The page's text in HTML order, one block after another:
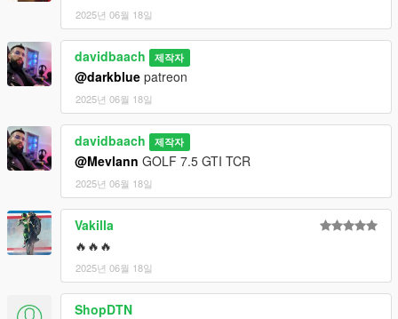
2025년 06월 18일
davidbaach 제작자
@darkblue patreon
2025년 06월 18일
davidbaach 제작자
@Mevlann GOLF 7.5 GTI TCR
2025년 06월 18일
Vakilla
🔥🔥🔥
2025년 06월 18일
ShopDTN